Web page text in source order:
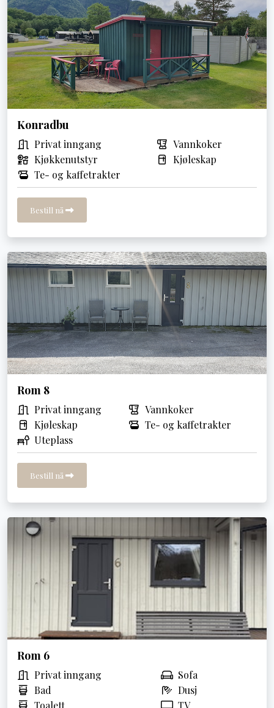
Konradbu
Privat inngang
Vannkoker
Kjøkkenutstyr
Kjøleskap
Te- og kaffetrakter
Bestill nå
Rom 8
Privat inngang
Vannkoker
Kjøleskap
Te- og kaffetrakter
Uteplass
Bestill nå
Rom 6
Privat inngang
Sofa
Bad
Dusj
Toalett
TV